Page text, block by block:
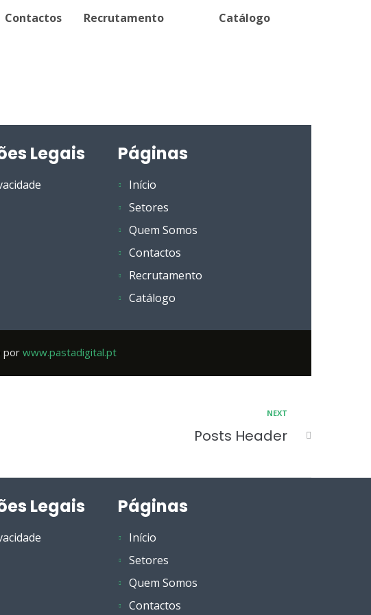
Contactos Recrutamento Catálogo
Legais Páginas
Início
Setores
Quem Somos
Contactos
Recrutamento
Catálogo
porwww.pastadigital.pt
NEXT
Posts Header
Legais Páginas
Início
Setores
Quem Somos
Contactos